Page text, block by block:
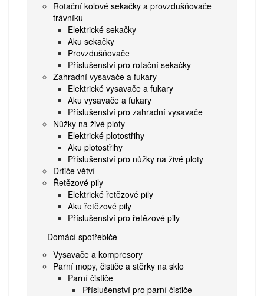
Rotační kolové sekačky a provzdušňovače
trávníku
Elektrické sekačky
Aku sekačky
Provzdušňovače
Příslušenství pro rotační sekačky
Zahradní vysavače a fukary
Elektrické vysavače a fukary
Aku vysavače a fukary
Příslušenství pro zahradní vysavače
Nůžky na živé ploty
Elektrické plotostřihy
Aku plotostřihy
Příslušenství pro nůžky na živé ploty
Drtiče větví
Řetězové pily
Elektrické řetězové pily
Aku řetězové pily
Příslušenství pro řetězové pily
Domácí spotřebiče
Vysavače a kompresory
Parní mopy, čističe a stěrky na sklo
Parní čističe
Příslušenství pro parní čističe